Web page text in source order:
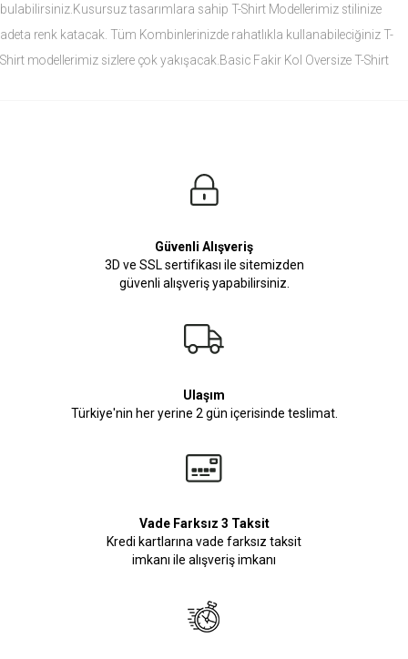
bulabilirsiniz.Kusursuz tasarımlara sahip T-Shirt Modellerimiz stilinize
adeta renk katacak. Tüm Kombinlerinizde rahatlıkla kullanabileciğiniz T-
Shirt modellerimiz sizlere çok yakışacak.Basic Fakir Kol Oversize T-Shirt
Güvenli Alışveriş
3D ve SSL sertifikası ile sitemizden
güvenli alışveriş yapabilirsiniz.
Ulaşım
Türkiye'nin her yerine 2 gün içerisinde teslimat.
Vade Farksız 3 Taksit
Kredi kartlarına vade farksız taksit
imkanı ile alışveriş imkanı